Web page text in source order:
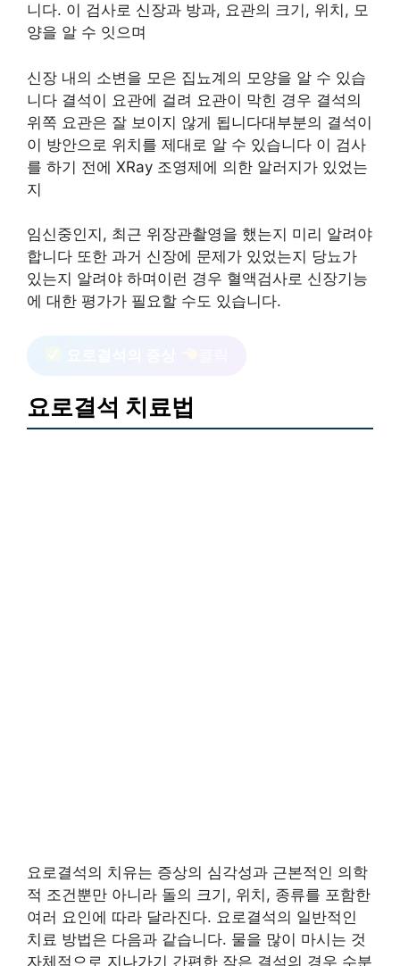
니다. 이 검사로 신장과 방과, 요관의 크기, 위치, 모
양을 알 수 잇으며
신장 내의 소변을 모은 집뇨계의 모양을 알 수 있습
니다 결석이 요관에 걸려 요관이 막힌 경우 결석의
위쪽 요관은 잘 보이지 않게 됩니다대부분의 결석이
이 방안으로 위치를 제대로 알 수 있습니다 이 검사
를 하기 전에 XRay 조영제에 의한 알러지가 있었는
지
임신중인지, 최근 위장관촬영을 했는지 미리 알려야
합니다 또한 과거 신장에 문제가 있었는지 당뇨가
있는지 알려야 하며이런 경우 혈액검사로 신장기능
에 대한 평가가 필요할 수도 있습니다.
요로결석 치료법
요로결석의 치유는 증상의 심각성과 근본적인 의학
적 조건뿐만 아니라 돌의 크기, 위치, 종류를 포함한
여러 요인에 따라 달라진다. 요로결석의 일반적인
치료 방법은 다음과 같습니다. 물을 많이 마시는 것
자체적으로 지나가기 간편한 작은 결석의 경우 수분